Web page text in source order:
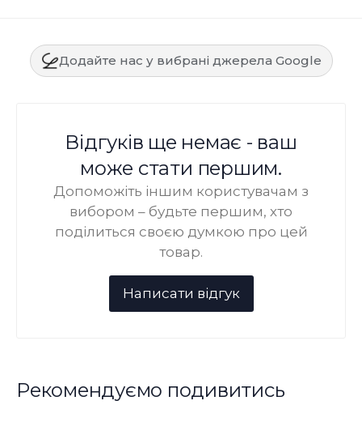
Додайте нас у вибрані джерела Google
Відгуків ще немає - ваш
може стати першим.
Допоможіть іншим користувачам з
вибором – будьте першим, хто
поділиться своєю думкою про цей
товар.
Рекомендуємо подивитись